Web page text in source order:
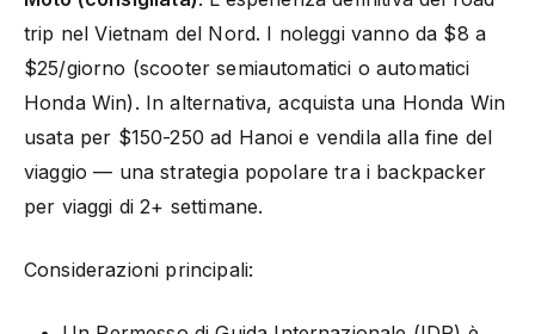
trip nel Vietnam del Nord. I noleggi vanno da $8 a
$25/giorno (scooter semiautomatici o automatici
Honda Win). In alternativa, acquista una Honda Win
usata per $150-250 ad Hanoi e vendila alla fine del
viaggio — una strategia popolare tra i backpacker
per viaggi di 2+ settimane.
Considerazioni principali: